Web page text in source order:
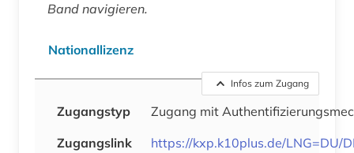
Band navigieren.
Nationallizenz
Infos zum Zugang
Zugangstyp
Zugang mit
Zugangslink
https://kxp.k10plus.de/LNG=DU/